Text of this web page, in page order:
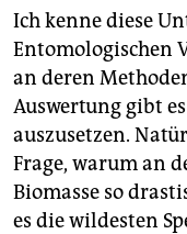
Ich kenne diese
Entomologischen
an deren
Auswertung gibt
auszusetzen.
Frage, warum an
Biomasse so
es die wildesten